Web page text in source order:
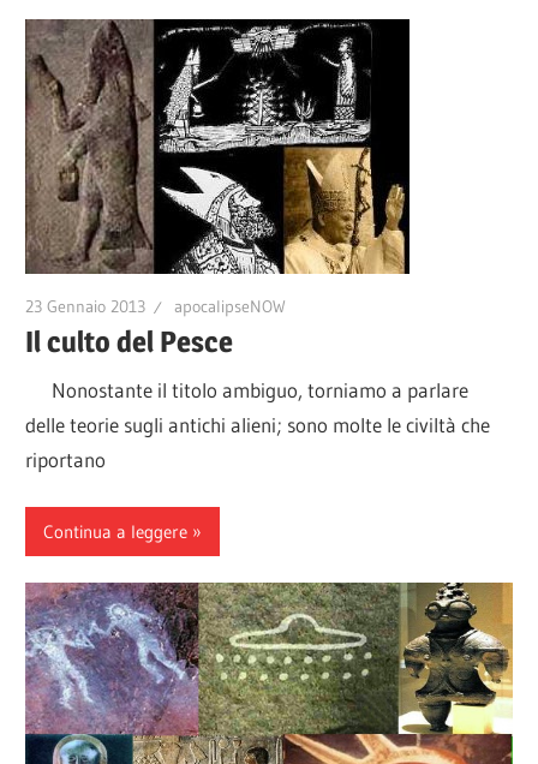
23 Gennaio 2013 apocalipseNOW
Il culto del Pesce
Nonostante il titolo ambiguo, torniamo a parlare
delle teorie sugli antichi alieni; sono molte le civiltà che
riportano
Continua a leggere